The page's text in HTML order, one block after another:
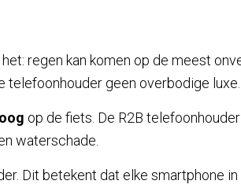
regen kan komen op de meest
geen overbodige luxe.
op de fiets. De R2B
waterschade.
Dit betekent dat elke smartphone